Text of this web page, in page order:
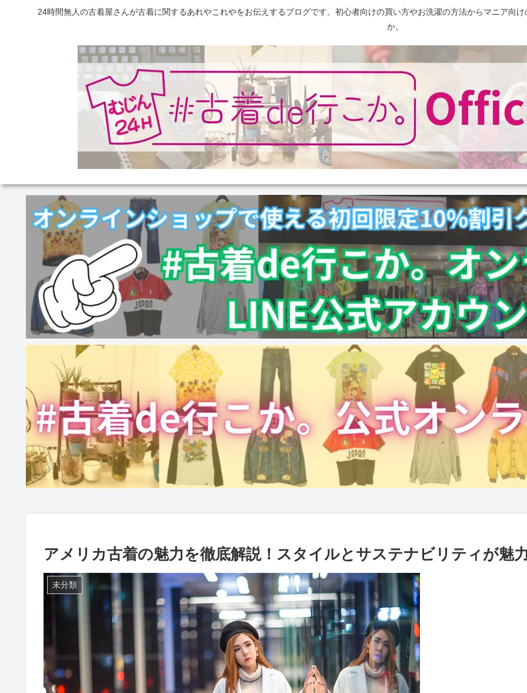
24時間無人の古着屋さんが古着に関するあれやこれやをお伝えするブログです。初心者向けの買い方やお洗濯の方法からマニア向
か。
アメリカ古着の魅力を徹底解説！スタイルとサステナビリティが魅
未分類